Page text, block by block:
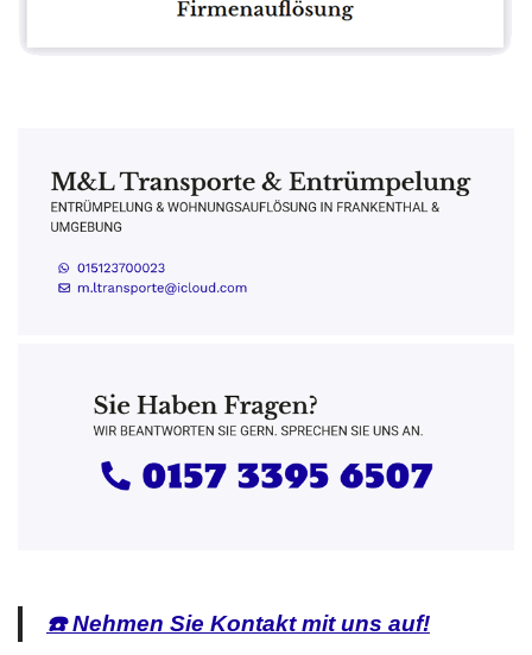
☎️ Nehmen Sie Kontakt mit uns auf!